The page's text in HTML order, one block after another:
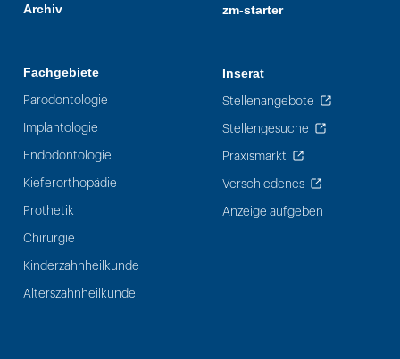
Archiv
Fachgebiete
Parodontologie
Implantologie
Endodontologie
Kieferorthopädie
Prothetik
Chirurgie
Kinderzahnheilkunde
Alterszahnheilkunde
zm-starter
Inserat
Stellenangebote
Stellengesuche
Praxismarkt
Verschiedenes
Anzeige aufgeben